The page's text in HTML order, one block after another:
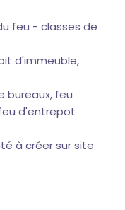
feu - classes de
d'immeuble,
bureaux, feu
d'entrepot
à créer sur site